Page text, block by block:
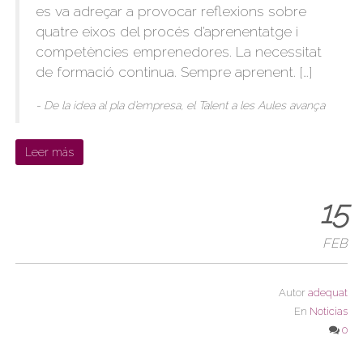
es va adreçar a provocar reflexions sobre
quatre eixos del procés d’aprenentatge i
competències emprenedores. La necessitat
de formació continua. Sempre aprenent. […]
- De la idea al pla d’empresa, el Talent a les Aules avança
Leer más
15
FEB
Autor adequat
En Noticias
0